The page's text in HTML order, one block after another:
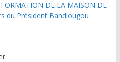
DE LA MAISON DE
du Président Bandiougou